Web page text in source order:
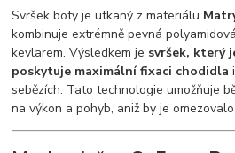
Svršek boty je utkaný z materiálu
kombinuje extrémně pevná
kevlarem. Výsledkem je svršek, který
poskytuje maximální fixaci chodidla
sebězích. Tato technologie umožňuje
na výkon a pohyb, aniž by je